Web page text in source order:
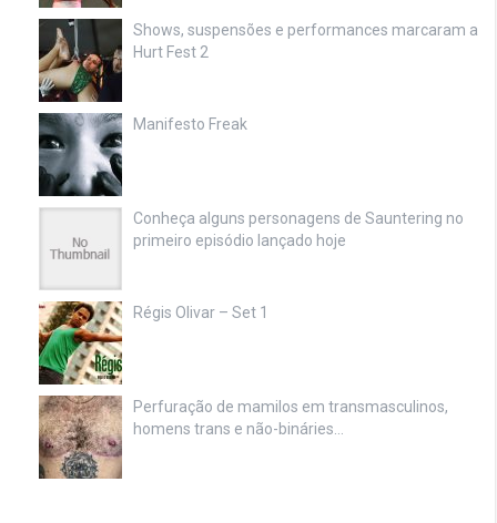
Shows, suspensões e performances marcaram a
Hurt Fest 2
Manifesto Freak
Conheça alguns personagens de Sauntering no
primeiro episódio lançado hoje
Régis Olivar – Set 1
Perfuração de mamilos em transmasculinos,
homens trans e não-bináries…